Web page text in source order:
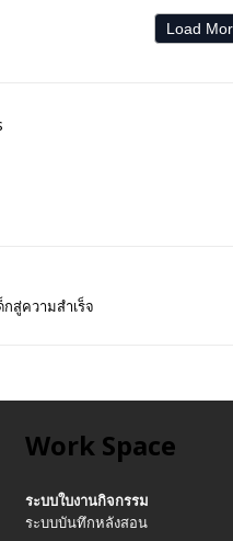
Load
สู่ความสำเร็จ
Work Space
ระบบใบงานกิจกรรม
ระบบบันทึกหลังสอน